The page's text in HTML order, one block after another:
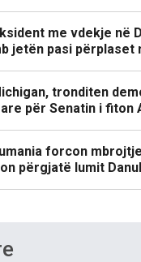
me vdekje në
jetën pasi përplaset
tronditen
për Senatin i fiton
forcon
përgjatë lumit